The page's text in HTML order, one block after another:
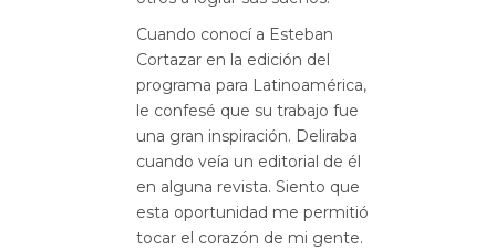
Cuando conocí a Esteban
Cortazar en la edición del
programa para Latinoamérica,
le confesé que su trabajo fue
una gran inspiración. Deliraba
cuando veía un editorial de él
en alguna revista. Siento que
esta oportunidad me permitió
tocar el corazón de mi gente.